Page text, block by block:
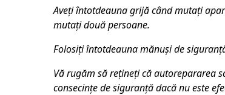
Aveți întotdeauna grijă când mutați
mutați două persoane.
Folosiți întotdeauna mănuși de
Vă rugăm să rețineți că autorepararea
consecințe de siguranță dacă nu este